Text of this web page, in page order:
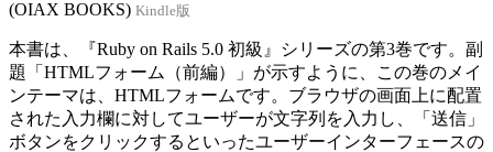
(OIAX BOOKS) Kindle版
本書は、『Ruby on Rails 5.0 初級』シリーズの第3巻です。副
題「HTMLフォーム（前編）」が示すように、この巻のメイ
ンテーマは、HTMLフォームです。ブラウザの画面上に配置
された入力欄に対してユーザーが文字列を入力し、「送信」
ボタンをクリックするといったユーザーインターフェースの